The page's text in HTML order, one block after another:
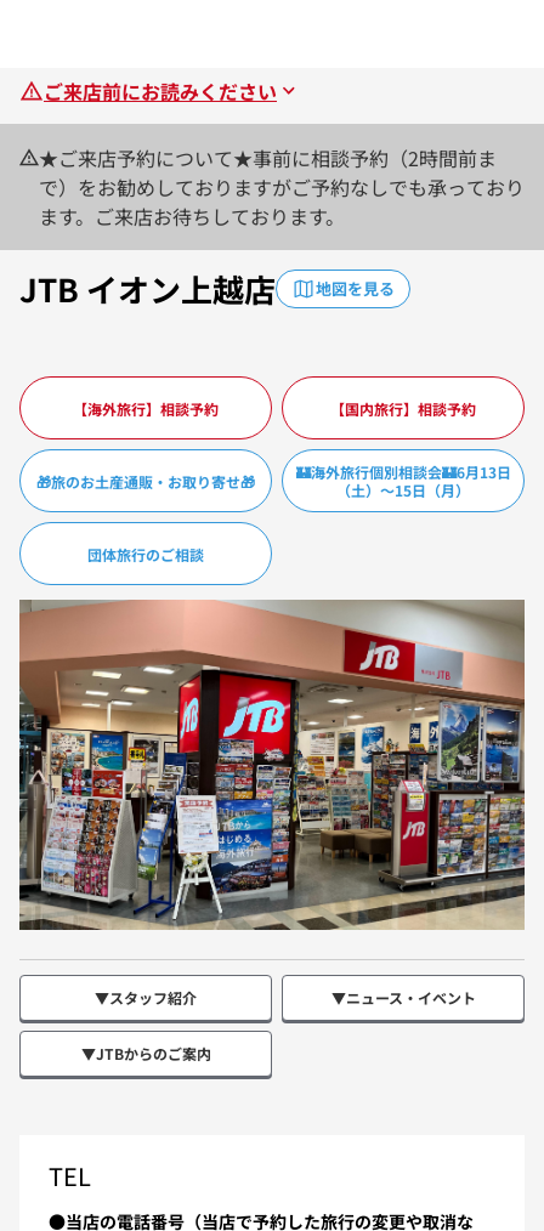
ご来店前にお読みください
★ご来店予約について★事前に相談予約（2時間前ま
で）をお勧めしておりますがご予約なしでも承っており
ます。ご来店お待ちしております。
JTB イオン上越店 地図を見る
【海外旅行】相談予約 【国内旅行】相談予約
🎁旅のお土産通販・お取り寄せ🎁
🏰海外旅行個別相談会🏰6月13日
（土）～15日（月）
団体旅行のご相談
▼スタッフ紹介 ▼ニュース・イベント
▼JTBからのご案内
TEL
●当店の電話番号（当店で予約した旅行の変更や取消な